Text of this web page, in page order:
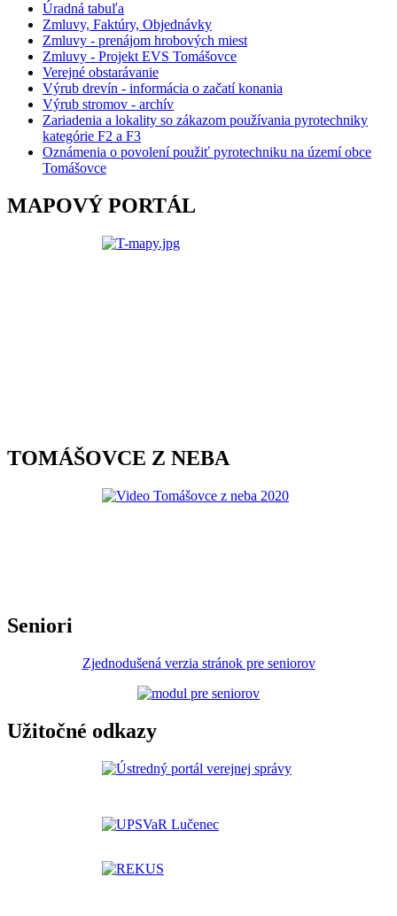
Úradná tabuľa
Zmluvy, Faktúry, Objednávky
Zmluvy - prenájom hrobových miest
Zmluvy - Projekt EVS Tomášovce
Verejné obstarávanie
Výrub drevín - informácia o začatí konania
Výrub stromov - archív
Zariadenia a lokality so zákazom používania pyrotechniky
kategórie F2 a F3
Oznámenia o povolení použiť pyrotechniku na území obce
Tomášovce
MAPOVÝ PORTÁL
TOMÁŠOVCE Z NEBA
Seniori
Zjednodušená verzia stránok pre seniorov
Užitočné odkazy